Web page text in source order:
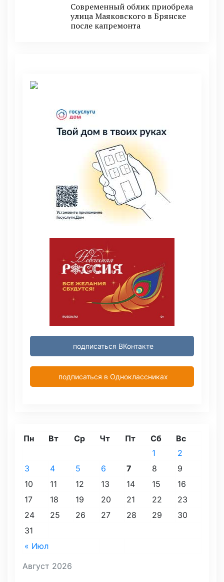
Современный облик приобрела
улица Маяковского в Брянске
после капремонта
подписаться ВКонтакте
подписаться в Одноклассниках
Август 2026
Пн Вт Ср Чт Пт Сб Вс
« Июл
1
2
3
4 5 6 7 8
9
10
11 12 13 14 15
16
17
18 19 20 21 22
23
24
25 26 27 28 29
30
31